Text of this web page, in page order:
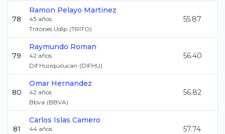
78
Ramon Pelayo Martinez
43 años
Tritones Udlp (TRITO)
55.87
79
Raymundo Roman
42 años
Dif Huixquilucan (DIFHU)
56.40
80
Omar Hernandez
42 años
Bbva (BBVA)
56.82
81
Carlos Islas Camero
44 años
57.74